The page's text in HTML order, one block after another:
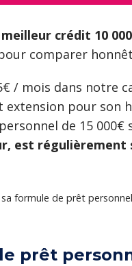
crédit 10
comparer
/ mois dans notre
pour son
de 15 000€
est régulièrement
formule de prêt
prêt